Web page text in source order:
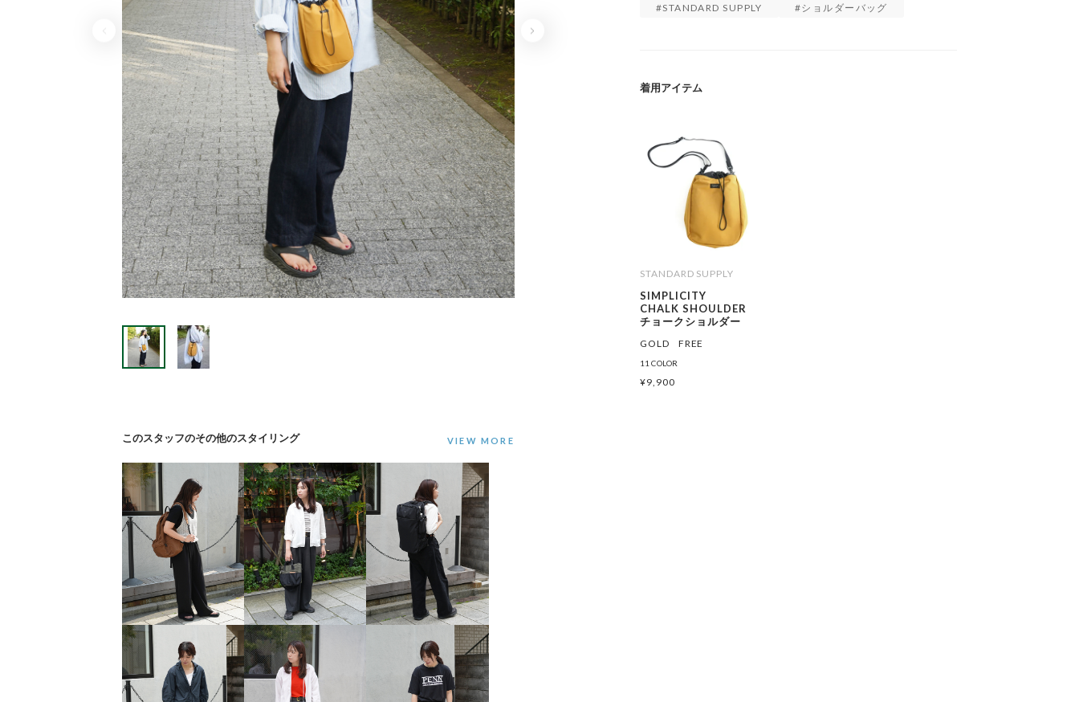
このスタッフのその他のスタイリング
STANDARD SUPPLY ショルダーバッグ
着用アイテム
STANDARD SUPPLY
SIMPLICITY
CHALK SHOULDER
チョークショルダー
GOLD FREE
11 COLOR
¥9,900